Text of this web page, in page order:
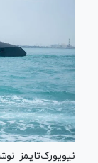
نیویورک‌تایمز